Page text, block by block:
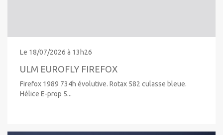
Le 18/07/2026 à 13h26
ULM EUROFLY FIREFOX
Firefox 1989 734h évolutive. Rotax 582 culasse bleue.
Hélice E-prop 5...